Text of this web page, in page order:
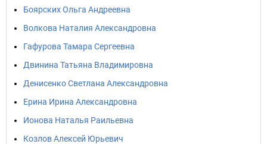
Боярских Ольга Андреевна
Волкова Наталия Александровна
Гафурова Тамара Сергеевна
Двинина Татьяна Владимировна
Денисенко Светлана Александровна
Ерина Ирина Александровна
Ионова Наталья Раильевна
Козлов Алексей Юрьевич